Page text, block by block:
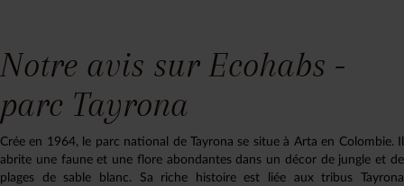
Notre avis sur Ecohabs -
parc Tayrona
Crée en 1964, le parc national de Tayrona se situe à Arta en Colombie. Il
abrite une faune et une flore abondantes dans un décor de jungle et de
plages de sable blanc. Sa riche histoire est liée aux tribus Tayrona